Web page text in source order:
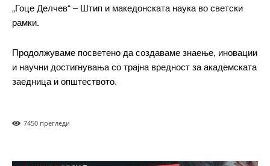
ИЗБЕРЕТЕ ПЛАН
Etiam est nibh, lobortis sit
Praesent euismod ac
Donec quis est ac felis
„Гоце Делчев“ – Штип и македонската наука во светски
рамки.
Продолжуваме посветено да создаваме знаење, иновации
и научни достигнувања со трајна вредност за академската
заедница и општеството.
7450 прегледи